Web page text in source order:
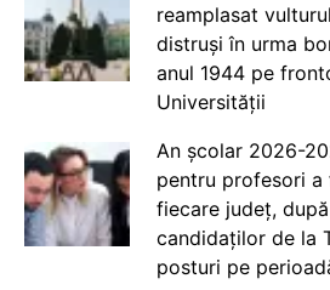
reamplasat
distruși în urma
anul 1944 pe
Universității
An școlar 2026-
pentru profesori
fiecare județ,
candidaților de la
posturi pe